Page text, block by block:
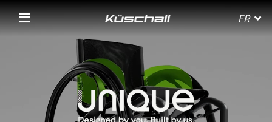
FR
SÉLECTIONNEZ VOTRE PAYS